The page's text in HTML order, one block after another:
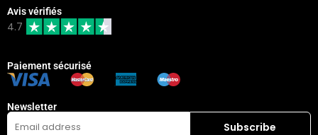
Avis vérifiés
4.7
Paiement sécurisé
Newsletter